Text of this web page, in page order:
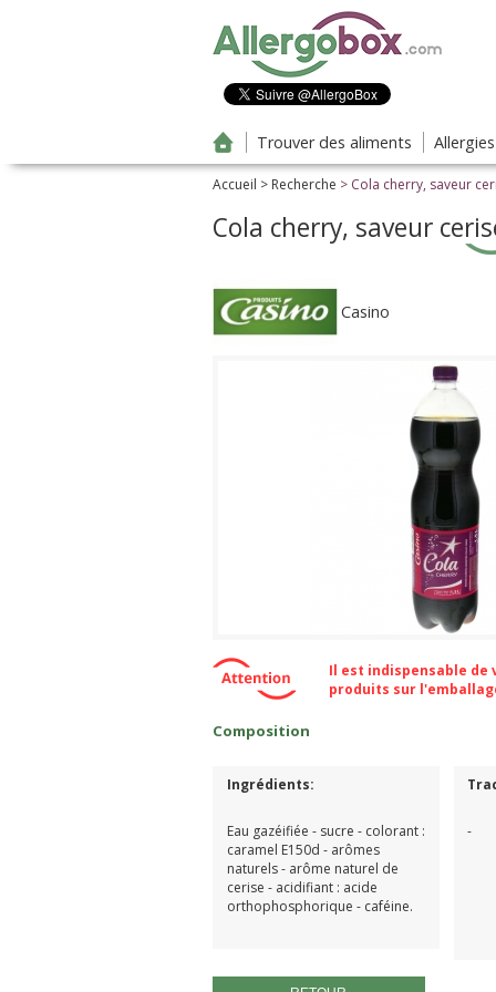
Trouver des aliments
Accueil > Recherche > Cola cherry, saveur
Cola cherry, saveur
Casino
Il est indispensable
produits sur
Composition
Ingrédients:
Eau gazéifiée - sucre - colorant :
caramel E150d - arômes
naturels - arôme naturel de
cerise - acidifiant : acide
orthophosphorique - caféine.
-